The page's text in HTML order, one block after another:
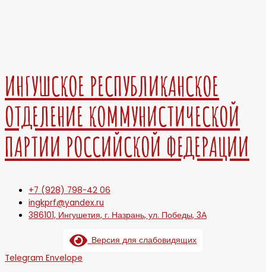
ИНГУШСКОЕ РЕСПУБЛИКАНСКОЕ
ОТДЕЛЕНИЕ КОММУНИСТИЧЕСКОЙ
ПАРТИИ РОССИЙСКОЙ ФЕДЕРАЦИИ
+7 (928) 798-42 06
ingkprf@yandex.ru
386101, Ингушетия, г. Назрань, ул. Победы, 3А
Версия для слабовидящих
Telegram Envelope